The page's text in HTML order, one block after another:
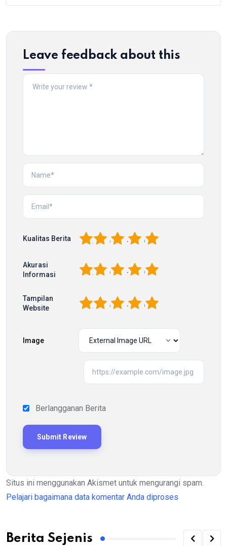
Leave feedback about this
Kualitas Berita 5
4
3
2
Akurasi
Informasi
5
4
3
2
Tampilan
Website
5
4
3
2
Image
Berlangganan Berita
Situs ini menggunakan Akismet untuk mengurangi spam.
Pelajari bagaimana data komentar Anda diproses
Berita Sejenis